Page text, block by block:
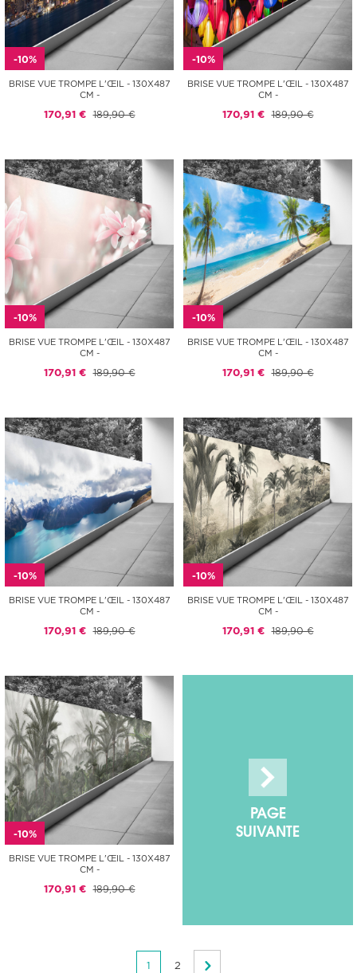
-10%
BRISE VUE TROMPE L'ŒIL - 130X487
CM -
170,91 € 189,90 €
-10%
BRISE VUE TROMPE L'ŒIL - 130X487
CM -
170,91 € 189,90 €
-10%
BRISE VUE TROMPE L'ŒIL - 130X487
CM -
170,91 € 189,90 €
-10%
BRISE VUE TROMPE L'ŒIL - 130X487
CM -
170,91 € 189,90 €
-10%
BRISE VUE TROMPE L'ŒIL - 130X487
CM -
170,91 € 189,90 €
-10%
BRISE VUE TROMPE L'ŒIL - 130X487
CM -
170,91 € 189,90 €
-10%
BRISE VUE TROMPE L'ŒIL - 130X487
CM -
170,91 € 189,90 €
PAGE
SUIVANTE
1 2